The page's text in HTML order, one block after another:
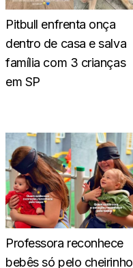
Pitbull enfrenta onça
dentro de casa e salva
família com 3 crianças
em SP
Professora reconhece
bebês só pelo cheirinho